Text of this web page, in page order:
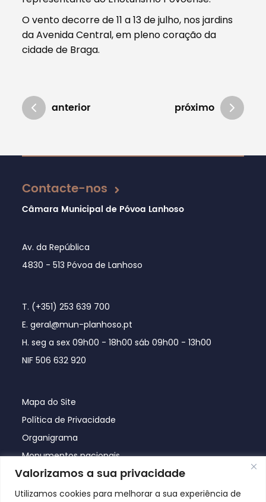
Valorizamos a sua privacidade
Utilizamos cookies para melhorar a sua experiência de
O vento decorre de 11 a 13 de julho, nos jardins
da Avenida Central, em pleno coração da
cidade de Braga.
anterior próximo
Atualizado em 27/02/2026
Contacte-nos
Câmara Municipal de Póvoa Lanhoso
Av. da República
4830 - 513 Póvoa de Lanhoso
T. (+351) 253 639 700
E. geral@mun-planhoso.pt
H. seg a sex 09h00 - 18h00 sáb 09h00 - 13h00
NIF 506 632 920
Mapa do Site
Política de Privacidade
Organigrama
Monumentos nacionais